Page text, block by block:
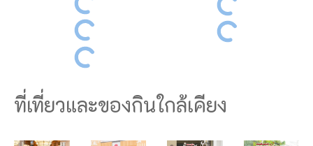
ที่เที่ยวและของกินใกล้เคียง